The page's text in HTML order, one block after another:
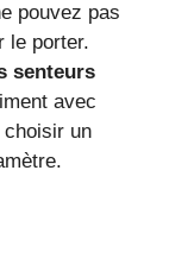
pouvez pas
le porter.
senteurs
avec
un